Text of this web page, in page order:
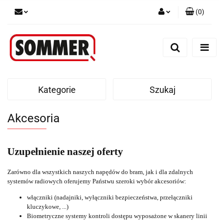
(0)
Kategorie Szukaj
Akcesoria
Uzupełnienie naszej oferty
Zarówno dla wszystkich naszych napędów do bram, jak i dla zdalnych
systemów radiowych oferujemy Państwu szeroki wybór akcesoriów:
włączniki (nadajniki, wyłączniki bezpieczeństwa, przełączniki
kluczykowe, ...)
Biometryczne systemy kontroli dostępu wyposażone w skanery linii